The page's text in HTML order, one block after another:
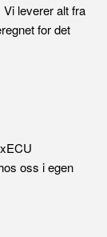
leverer alt fra
for det
oss i egen